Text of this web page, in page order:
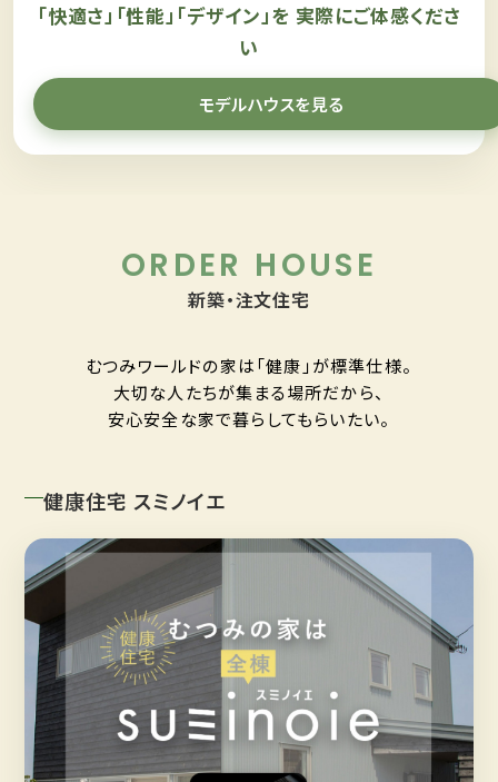
「快適さ」「性能」「デザイン」を 実際にご体感くださ
い
モデルハウスを見る
ORDER HOUSE
新築・注文住宅
むつみワールドの家は「健康」が標準仕様。
大切な人たちが集まる場所だから、
安心安全な家で暮らしてもらいたい。
健康住宅 スミノイエ